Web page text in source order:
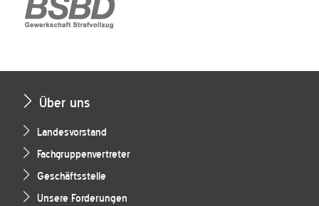
Über uns
Landesvorstand
Fachgruppenvertreter
Geschäftsstelle
Unsere Forderungen